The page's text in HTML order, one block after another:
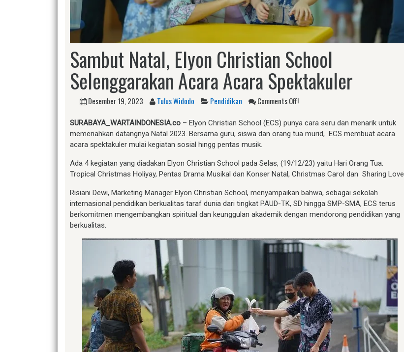
Sambut Natal, Elyon Christian School
Selenggarakan Acara Acara Spektakuler
Desember 19, 2023 Tulus Widodo Pendidikan Comments Off!
SURABAYA_WARTAINDONESIA.co – Elyon Christian School (ECS) punya cara seru dan menarik untuk
memeriahkan datangnya Natal 2023. Bersama guru, siswa dan orang tua murid, ECS membuat acara
acara spektakuler mulai kegiatan sosial hingg pentas musik.
Ada 4 kegiatan yang diadakan Elyon Christian School pada Selas, (19/12/23) yaitu Hari Orang Tua:
Tropical Christmas Holiyay, Pentas Drama Musikal dan Konser Natal, Christmas Carol dan Sharing Love.
Risiani Dewi, Marketing Manager Elyon Christian School, menyampaikan bahwa, sebagai sekolah
internasional pendidikan berkualitas taraf dunia dari tingkat PAUD-TK, SD hingga SMP-SMA, ECS terus
berkomitmen mengembangkan spiritual dan keunggulan akademik dengan mendorong pendidikan yang
berkualitas.